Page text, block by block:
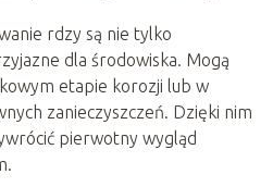
rdzy są nie tylko
dla środowiska. Mogą
etapie korozji lub w
zanieczyszczeń. Dzięki nim
pierwotny wygląd